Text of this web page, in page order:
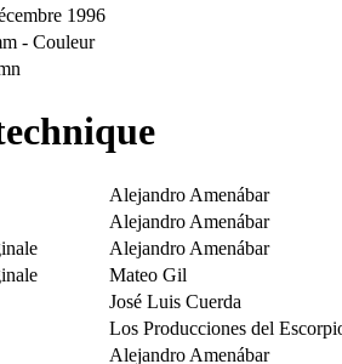
1996
- Couleur
Alejandro Amenábar
Alejandro Amenábar
Alejandro Amenábar
Mateo Gil
José Luis Cuerda
Los Producciones del
Alejandro Amenábar